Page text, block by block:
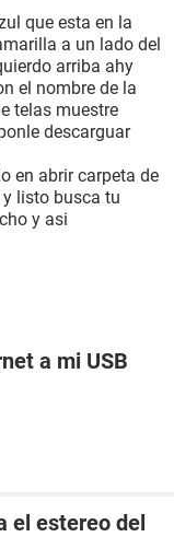
que esta en la
a un lado del
arriba ahy
el nombre de la
telas muestre
descarguar
en abrir carpeta de
listo busca tu
y asi
a mi USB
el estereo del